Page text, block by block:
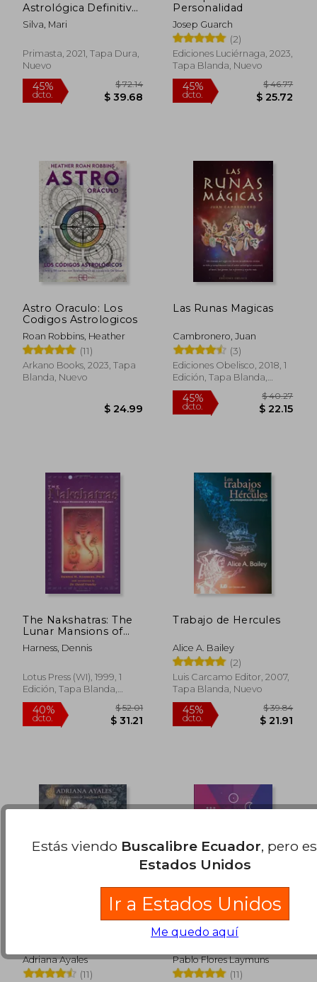
45%
dcto. $ 20.05
40%
Astrológica Definitiva
Para un Increíble
Signo del Zodiaco
Silva, Mari
Primasta, 2021, Tapa Dura,
Nuevo
$ 39.68
Personalidad
Josep Guarch
(2)
Ediciones Luciérnaga, 2023,
Tapa Blanda, Nuevo
45%
dcto. $
Astro Oraculo: Los
Codigos Astrologicos
Roan Robbins, Heather
(11)
Arkano Books, 2023, Tapa
Blanda, Nuevo
Las Runas Magicas
Cambronero, Juan
(3)
Ediciones Obelisco, 2018, 1
Edición, Tapa Blanda,
Nuevo
The Nakshatras: The
Lunar Mansions of
Vedic Astrology (en
Inglés)
Harness, Dennis
Lotus Press (WI), 1999, 1
Edición, Tapa Blanda,
Nuevo
Trabajo de Hercules
Alice A. Bailey
(2)
Luis Carcamo Editor, 2007,
Tapa Blanda, Nuevo
libro guía
Adriana Ayales
(11)
Astrologia. Sanando
Pareja
Pablo Flores Laymuns
(11)
Estás viendo Buscalibre Ecuador, pero
Estados Unidos
Ir a Estados Unidos
Me quedo aquí